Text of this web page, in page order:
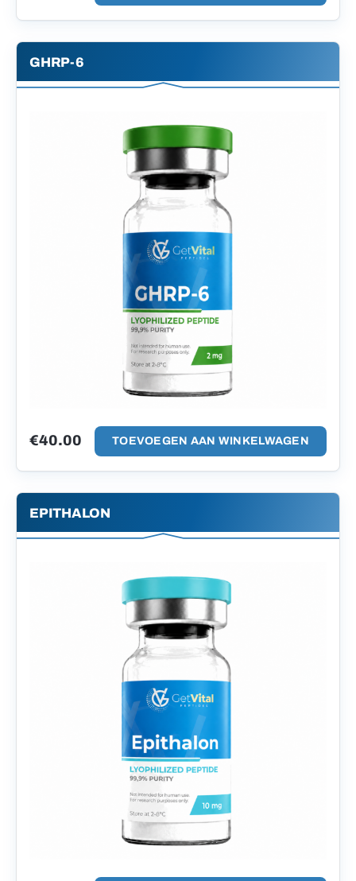
GHRP-6
€40.00 TOEVOEGEN AAN WINKELWAGEN
EPITHALON